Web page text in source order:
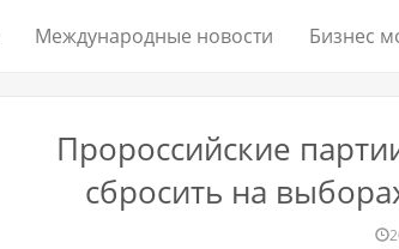
Международные новости Бизнес
Пророссийские
сбросить на